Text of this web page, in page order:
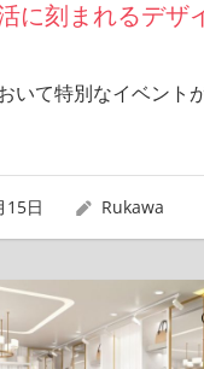
に刻まれるデザ
いて特別なイベント
15日 Rukawa